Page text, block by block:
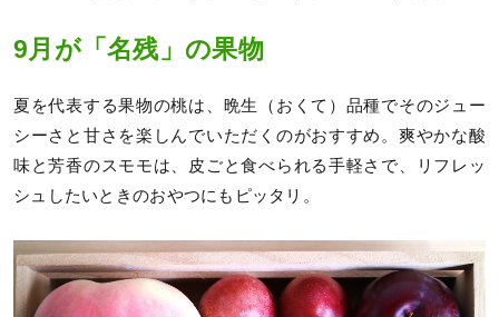
9月が「名残」の果物
夏を代表する果物の桃は、晩生（おくて）品種でそのジュー
シーさと甘さを楽しんでいただくのがおすすめ。爽やかな酸
味と芳香のスモモは、皮ごと食べられる手軽さで、リフレッ
シュしたいときのおやつにもピッタリ。